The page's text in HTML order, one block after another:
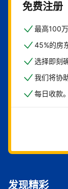
免费注册
最高100
45%的房
选择即刻
我们将协
每日收款
发现精彩